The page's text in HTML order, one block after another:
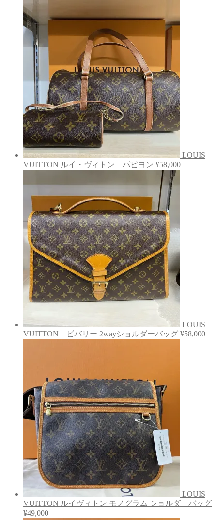
LOUIS
VUITTON ルイ・ヴィトン パピヨン ¥58,000
LOUIS
VUITTON ビバリー 2wayショルダーバッグ ¥58,000
LOUIS
VUITTON ルイヴィトン モノグラム ショルダーバッグ
¥49,000